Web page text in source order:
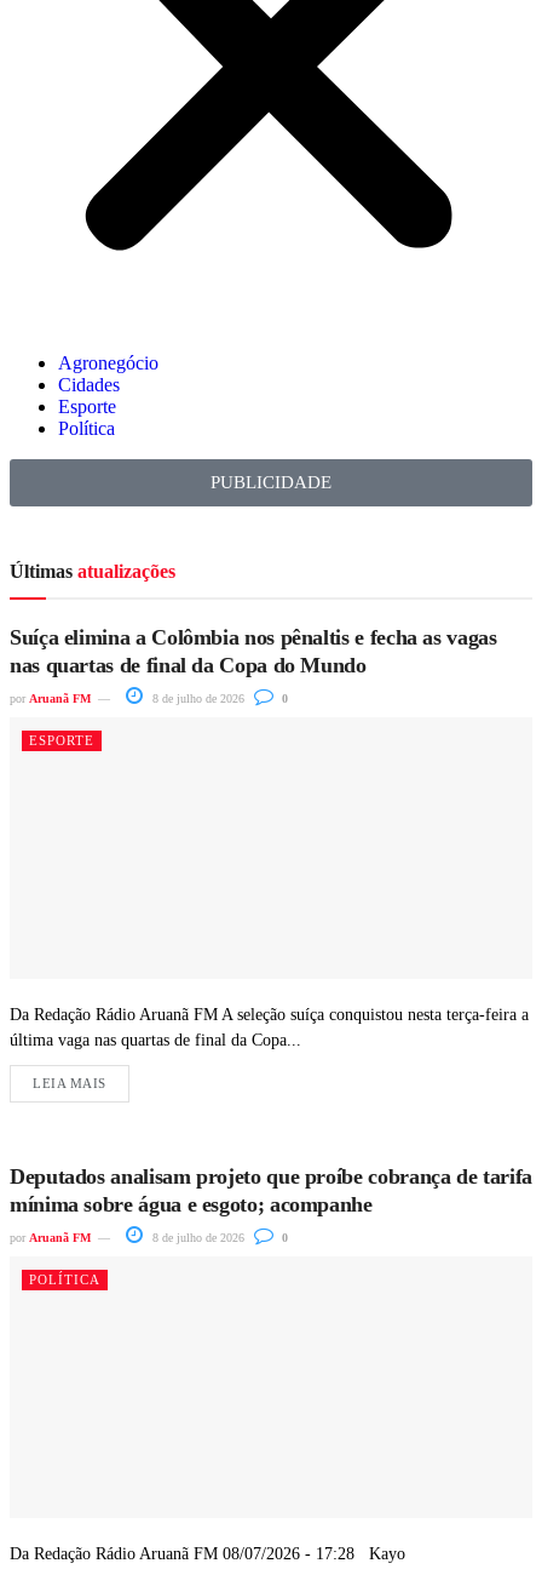
Agronegócio
Cidades
Esporte
Política
PUBLICIDADE
Últimas atualizações
Suíça elimina a Colômbia nos pênaltis e fecha as vagas
nas quartas de final da Copa do Mundo
por Aruanã FM 8 de julho de 2026 0
ESPORTE
Da Redação Rádio Aruanã FM A seleção suíça conquistou nesta terça-feira a
última vaga nas quartas de final da Copa...
LEIA MAIS
Deputados analisam projeto que proíbe cobrança de tarifa
mínima sobre água e esgoto; acompanhe
por Aruanã FM 8 de julho de 2026 0
POLÍTICA
Da Redação Rádio Aruanã FM 08/07/2026 - 17:28 Kayo